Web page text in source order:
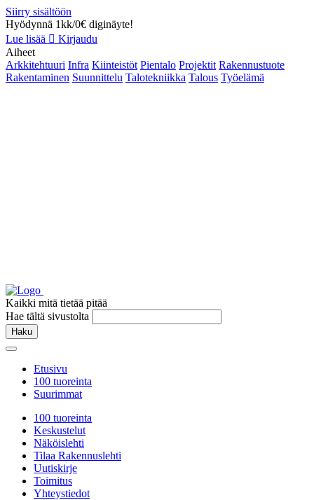
Siirry sisältöön
Hyödynnä 1kk/0€ diginäyte!
Lue lisää
Kirjaudu
Aiheet
Arkkitehtuuri Infra Kiinteistöt Pientalo Projektit Rakennustuote
Rakentaminen Suunnittelu Talotekniikka Talous Työelämä
Kaikki mitä tietää pitää
Hae tältä sivustolta
Haku
Etusivu
100 tuoreinta
Suurimmat
100 tuoreinta
Keskustelut
Näköislehti
Tilaa Rakennuslehti
Uutiskirje
Toimitus
Yhteystiedot